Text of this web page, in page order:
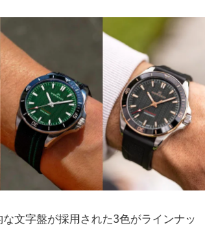
文字盤が採用された3色がラインナッ